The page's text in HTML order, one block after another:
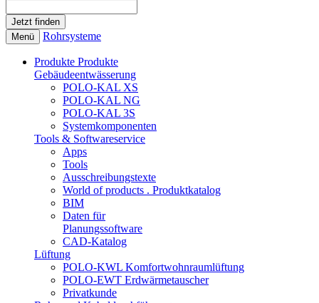
Menü Rohrsysteme
Produkte Produkte
Gebäudeentwässerung
POLO-KAL XS
POLO-KAL NG
POLO-KAL 3S
Systemkomponenten
Tools & Softwareservice
Apps
Tools
Ausschreibungstexte
World of products . Produktkatalog
BIM
Daten für
Planungssoftware
CAD-Katalog
Lüftung
POLO-KWL Komfortwohnraumlüftung
POLO-EWT Erdwärmetauscher
Privatkunde